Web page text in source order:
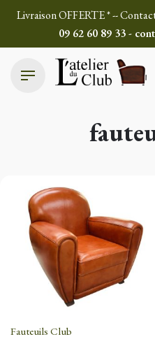
Livraison OFFERTE * --
09 62 60 89 33 -
Fauteuils Club